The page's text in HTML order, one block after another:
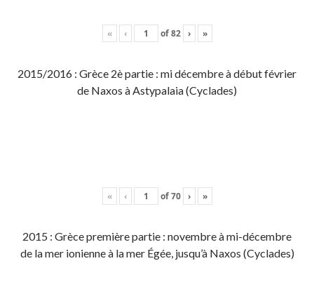
« ‹ of82 › »
2015/2016 : Grèce 2è partie : mi décembre à début février
de Naxos à Astypalaia (Cyclades)
« ‹ of70 › »
2015 : Grèce première partie : novembre à mi-décembre
de la mer ionienne à la mer Égée, jusqu’à Naxos (Cyclades)